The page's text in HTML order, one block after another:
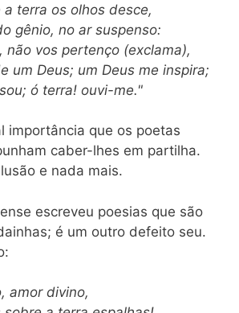
a terra os olhos desce,
gênio, no ar suspenso:
não vos pertenço (exclama),
um Deus; um Deus me inspira;
ó terra! ouvi-me."
importância que os poetas
caber-lhes em partilha.
e nada mais.
escreveu poesias que são
é um outro defeito seu.
amor divino,